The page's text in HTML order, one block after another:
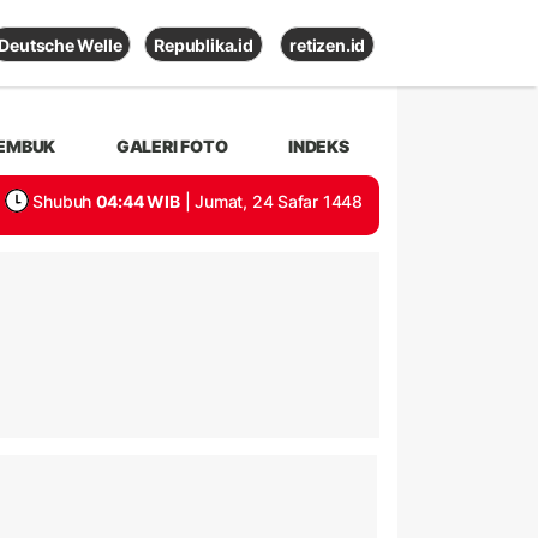
Deutsche Welle Republika.id retizen.id
GALERI FOTO INDEKS
Shubuh 04:44 WIB | Jumat, 24 Safar 1448